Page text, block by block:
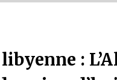
4 ans ago :